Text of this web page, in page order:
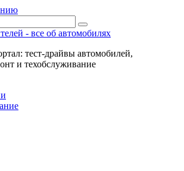
- все об автомобилях
тест-драйвы автомобилей,
и техобслуживание